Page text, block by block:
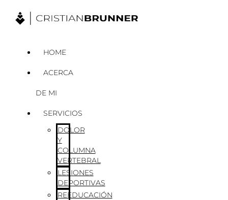
HOME
ACERCA
DE MI
SERVICIOS
DOLOR
Y
COLUMNA
VERTEBRAL
LESIONES
DEPORTIVAS
REEDUCACIÓN